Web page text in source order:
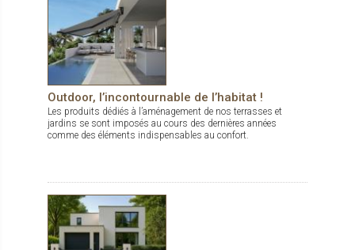
Outdoor, l’incontournable de l’habitat !
Les produits dédiés à l’aménagement de nos terrasses et
jardins se sont imposés au cours des dernières années
comme des éléments indispensables au confort.